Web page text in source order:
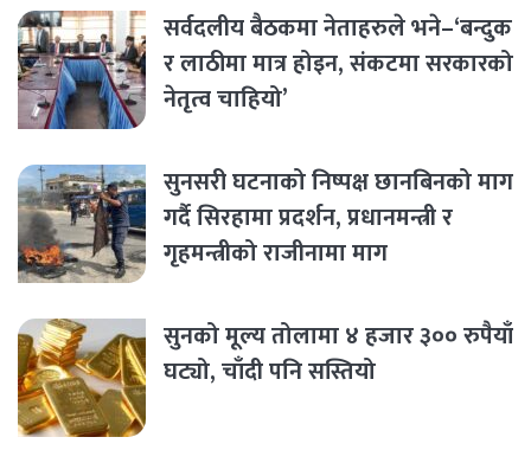
सर्वदलीय बैठकमा नेताहरुले भने–‘बन्दुक
र लाठीमा मात्र होइन, संकटमा सरकारको
नेतृत्व चाहियो’
सुनसरी घटनाको निष्पक्ष छानबिनको माग
गर्दै सिरहामा प्रदर्शन, प्रधानमन्त्री र
गृहमन्त्रीको राजीनामा माग
सुनको मूल्य तोलामा ४ हजार ३०० रुपैयाँ
घट्यो, चाँदी पनि सस्तियो